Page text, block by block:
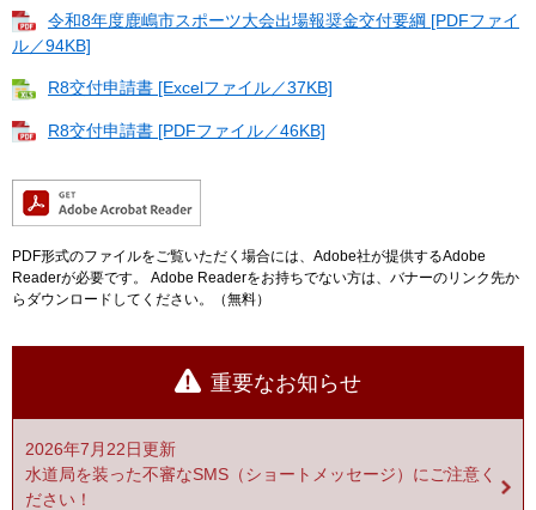
令和8年度鹿嶋市スポーツ大会出場報奨金交付要綱 [PDFファイ
ル／94KB]
R8交付申請書 [Excelファイル／37KB]
R8交付申請書 [PDFファイル／46KB]
PDF形式のファイルをご覧いただく場合には、Adobe社が提供するAdobe
Readerが必要です。
Adobe Readerをお持ちでない方は、バナーのリンク先か
らダウンロードしてください。（無料）
重要なお知らせ
2026年7月22日更新
水道局を装った不審なSMS（ショートメッセージ）にご注意く
ださい！